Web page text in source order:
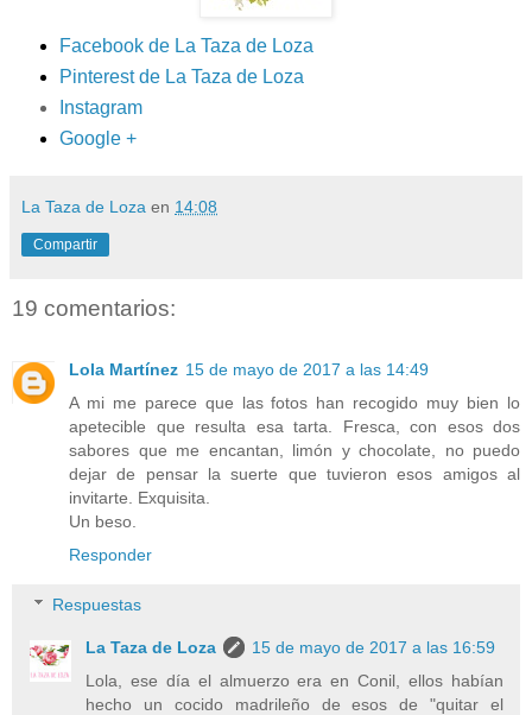
Facebook de La Taza de Loza
Pinterest de La Taza de Loza
Instagram
Google +
La Taza de Loza en 14:08
Compartir
19 comentarios:
Lola Martínez 15 de mayo de 2017 a las 14:49
A mi me parece que las fotos han recogido muy bien lo
apetecible que resulta esa tarta. Fresca, con esos dos
sabores que me encantan, limón y chocolate, no puedo
dejar de pensar la suerte que tuvieron esos amigos al
invitarte. Exquisita.
Un beso.
Responder
Respuestas
La Taza de Loza
15 de mayo de 2017 a las 16:59
Lola, ese día el almuerzo era en Conil, ellos habían
hecho un cocido madrileño de esos de "quitar el